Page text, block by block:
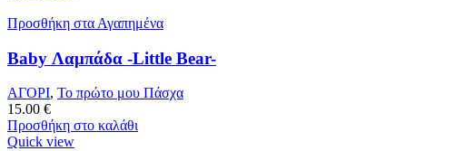
Προσθήκη στα Αγαπημένα
Baby Λαμπάδα -Little Bear-
ΑΓΟΡΙ, Το πρώτο μου Πάσχα
15.00 €
Προσθήκη στο καλάθι
Quick view